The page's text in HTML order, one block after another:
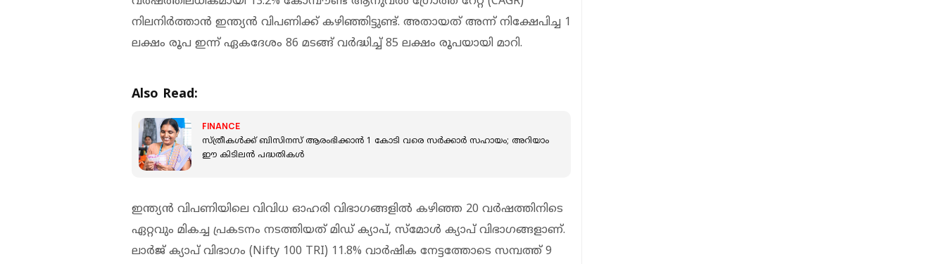
നിലനിർത്താൻ ഇന്ത്യൻ വിപണിക്ക് കഴിഞ്ഞിട്ടുണ്ട്. അതായത് അന്ന് നിക്ഷേപിച്ച 1
ലക്ഷം രൂപ ഇന്ന് ഏകദേശം 86 മടങ്ങ് വർദ്ധിച്ച് 85 ലക്ഷം രൂപയായി മാറി.
Also Read:
FINANCE
സ്ത്രീകള്‍ക്ക് ബിസിനസ് ആരംഭിക്കാന്‍ 1 കോടി വരെ സര്‍ക്കാര്‍ സഹായം; അറിയാം
ഈ കിടിലന്‍ പദ്ധതികള്‍
ഇന്ത്യൻ വിപണിയിലെ വിവിധ ഓഹരി വിഭാഗങ്ങളിൽ കഴിഞ്ഞ 20 വർഷത്തിനിടെ
ഏറ്റവും മികച്ച പ്രകടനം നടത്തിയത് മിഡ് ക്യാപ്, സ്മോൾ ക്യാപ് വിഭാഗങ്ങളാണ്.
ലാർജ് ക്യാപ് വിഭാഗം (Nifty 100 TRI) 11.8% വാർഷിക നേട്ടത്തോടെ സമ്പത്ത് 9